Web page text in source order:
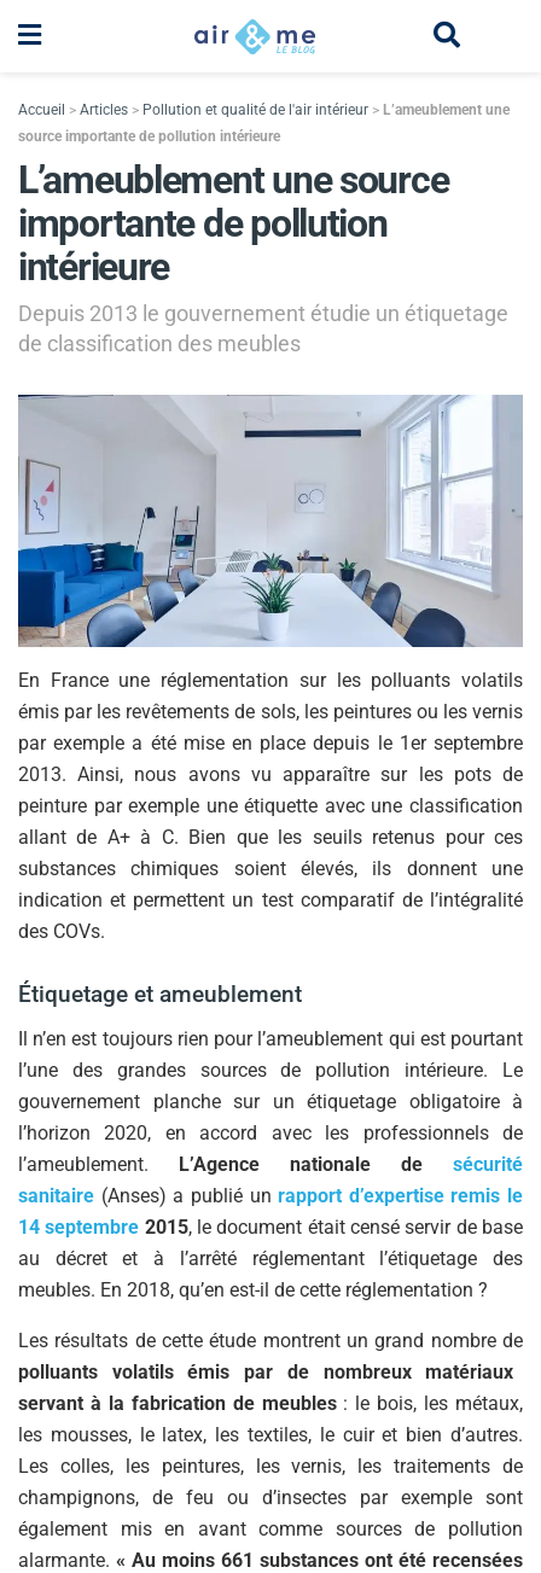
Accueil > Articles > Pollution et qualité de l'air intérieur > L’ameublement une
source importante de pollution intérieure
L’ameublement une source
importante de pollution
intérieure
Depuis 2013 le gouvernement étudie un étiquetage
de classification des meubles
En France une réglementation sur les polluants volatils
émis par les revêtements de sols, les peintures ou les vernis
par exemple a été mise en place depuis le 1er septembre
2013. Ainsi, nous avons vu apparaître sur les pots de
peinture par exemple une étiquette avec une classification
allant de A+ à C. Bien que les seuils retenus pour ces
substances chimiques soient élevés, ils donnent une
indication et permettent un test comparatif de l’intégralité
des COVs.
Étiquetage et ameublement
Il n’en est toujours rien pour l’ameublement qui est pourtant
l’une des grandes sources de pollution intérieure. Le
gouvernement planche sur un étiquetage obligatoire à
l’horizon 2020, en accord avec les professionnels de
l’ameublement. L’Agence nationale de sécurité
sanitaire (Anses) a publié un rapport d’expertise remis le
14 septembre 2015, le document était censé servir de base
au décret et à l’arrêté réglementant l’étiquetage des
meubles. En 2018, qu’en est-il de cette réglementation ?
Les résultats de cette étude montrent un grand nombre de
polluants volatils émis par de nombreux matériaux
servant à la fabrication de meubles: le bois, les métaux,
les mousses, le latex, les textiles, le cuir et bien d’autres.
Les colles, les peintures, les vernis, les traitements de
champignons, de feu ou d’insectes par exemple sont
également mis en avant comme sources de pollution
alarmante. « Au moins 661 substances ont été recensées